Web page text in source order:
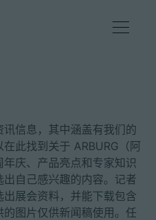
信息，其中涵盖有我们的
此找到关于 ARBURG（阿
庆、产品亮点和专家知识
自己感兴趣的内容。记者
展会资料，并能下载包含
图片仅供新闻稿使用。任